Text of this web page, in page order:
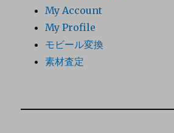
My Account
My Profile
モビール変換
素材査定